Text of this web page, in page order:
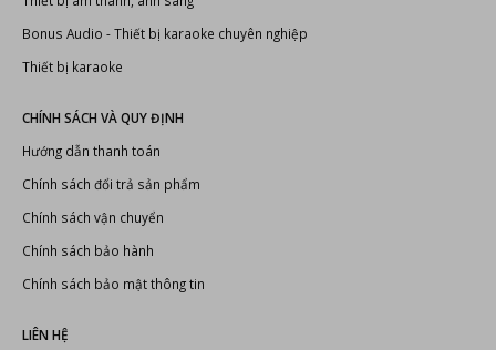
Đầu karaoke Hanet
Dàn karaoke chuyên nghiệp
Thiết kế thi công phòng karaoke
Thiết bị karaoke chuyên nghiệp
Thiết bị âm thanh, ánh sáng
Bonus Audio- Thiết bị karaoke chuyên nghiệp
Thiết bị karaoke
CHÍNH SÁCH VÀ QUY ĐỊNH
Hướng dẫn thanh toán
Chính sách đổi trả sản phẩm